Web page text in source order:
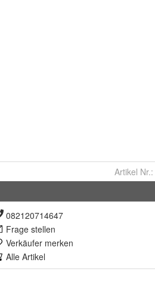
Artikel Nr.:
082120714647
Frage stellen
Verkäufer merken
Alle Artikel